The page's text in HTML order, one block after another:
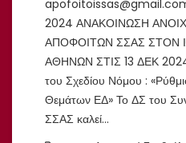
apofoitoissas@gmail.com
2024 ΑΝΑΚΟΙΝΩΣΗ
ΑΠΟΦΟΙΤΩΝ ΣΣΑΣ ΣΤΟΝ
ΑΘΗΝΩΝ ΣΤΙΣ 13 ΔΕΚ
του Σχεδίου Νόμου :
Θεμάτων ΕΔ» Το ΔΣ του
ΣΣΑΣ καλεί…